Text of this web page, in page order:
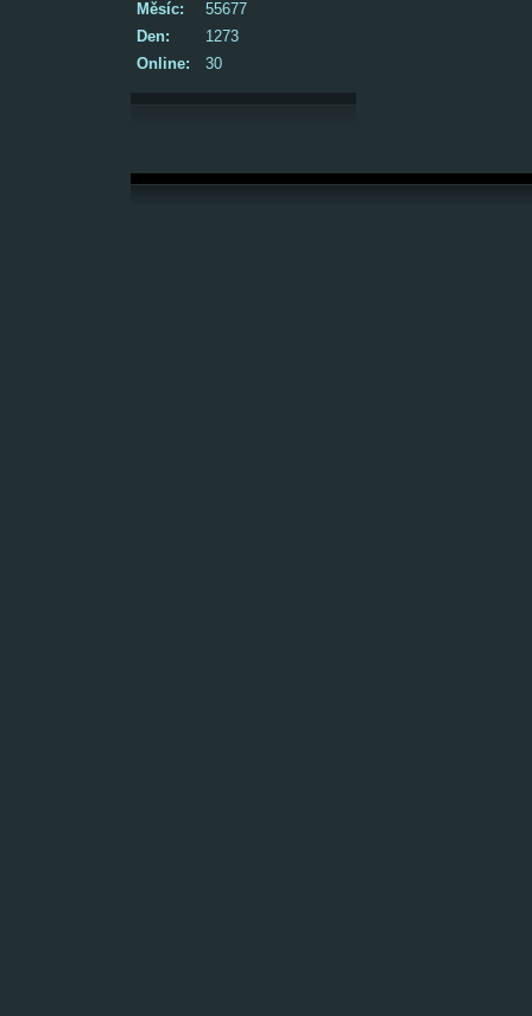
Online: 30
Měsíc:
55677
Den:
1273